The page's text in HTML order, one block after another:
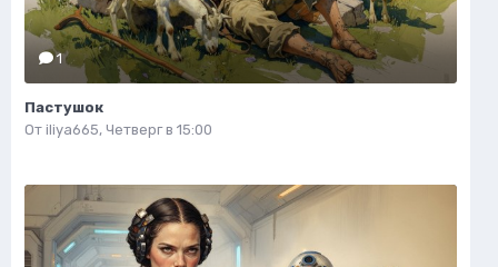
1
Пастушок
От iliya665, Четверг в 15:00